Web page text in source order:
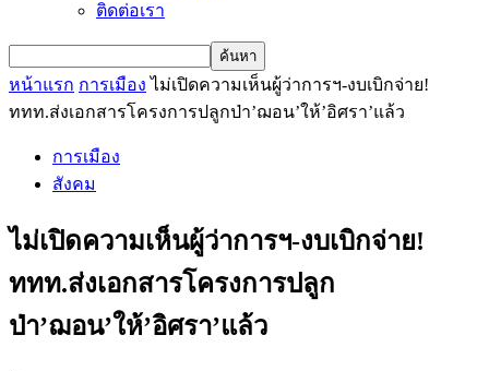
ติดต่อเรา
หน้าแรก การเมือง ไม่เปิดความเห็นผู้ว่าการฯ-งบเบิกจ่าย!
ททท.ส่งเอกสารโครงการปลูกป่า’ฌอน’ให้’อิศรา’แล้ว
การเมือง
สังคม
ไม่เปิดความเห็นผู้ว่าการฯ-งบเบิกจ่าย!
ททท.ส่งเอกสารโครงการปลูก
ป่า’ฌอน’ให้’อิศรา’แล้ว